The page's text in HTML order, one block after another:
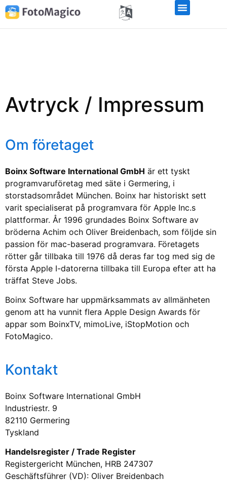
Avtryck / Impressum
Om företaget
Boinx Software International GmbH är ett tyskt
programvaruföretag med säte i Germering, i
storstadsområdet München. Boinx har historiskt sett
varit specialiserat på programvara för Apple Inc.s
plattformar. År 1996 grundades Boinx Software av
bröderna Achim och Oliver Breidenbach, som följde sin
passion för mac-baserad programvara. Företagets
rötter går tillbaka till 1976 då deras far tog med sig de
första Apple I-datorerna tillbaka till Europa efter att ha
träffat Steve Jobs.
Boinx Software har uppmärksammats av allmänheten
genom att ha vunnit flera Apple Design Awards för
appar som BoinxTV, mimoLive, iStopMotion och
FotoMagico.
Kontakt
Boinx Software International GmbH
Industriestr. 9
82110 Germering
Tyskland
Handelsregister / Trade Register
Registergericht München, HRB 247307
Geschäftsführer (VD): Oliver Breidenbach